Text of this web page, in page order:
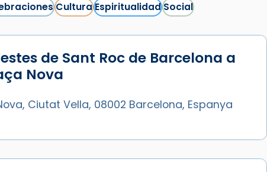
Cargar más...
CulturaEspiritualidadSocial
de Sant Roc de Barcelona a
Nova
Ciutat Vella, 08002 Barcelona, Espanya